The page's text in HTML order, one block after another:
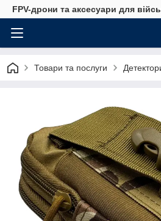
FPV-дрони та аксесуари для
Товари та послуги